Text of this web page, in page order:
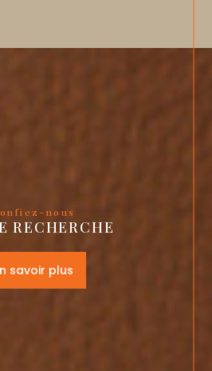
Confiez-nous
RECHERCHE
savoir plus